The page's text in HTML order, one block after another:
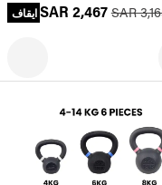
SAR 2,467 SAR